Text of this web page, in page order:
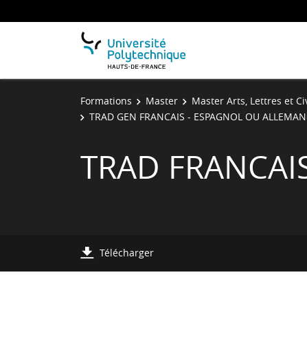
Formations Master Master Arts, Lettres et
TRAD GEN FRANCAIS - ESPAGNOL OU
TRAD
Télécharger